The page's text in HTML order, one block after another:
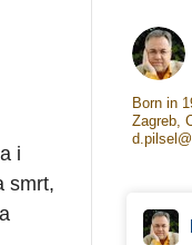
i
smrt,
Born in
Zagreb,